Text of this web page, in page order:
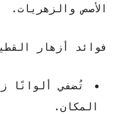
الأصص والزهريات.
فوائد أزهار
تُضفي ألوانًا
المكان.